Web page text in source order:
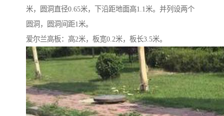
米，圆洞直径0.65米，下沿距地面高1.1米。并列设两个
圆洞，圆洞间距1米。
爱尔兰高板：高2米，板宽0.2米，板长3.5米。